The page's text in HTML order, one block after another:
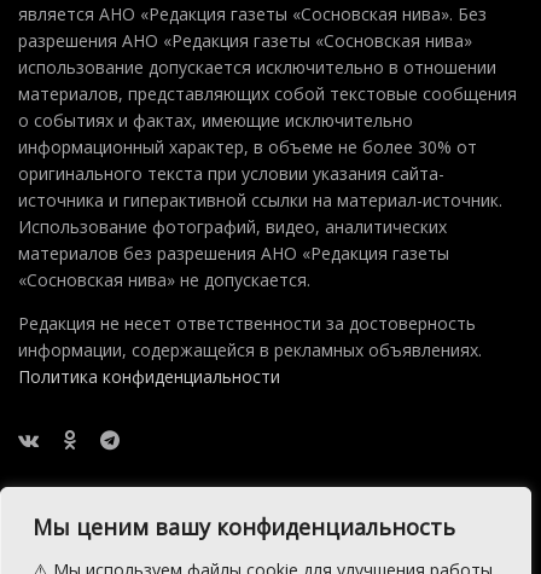
Мы ценим вашу конфиденциальность
является АНО «Редакция газеты «Сосновская нива». Без
разрешения АНО «Редакция газеты «Сосновская нива»
использование допускается исключительно в отношении
материалов, представляющих собой текстовые сообщения
о событиях и фактах, имеющие исключительно
информационный характер, в объеме не более 30% от
оригинального текста при условии указания сайта-
источника и гиперактивной ссылки на материал-источник.
Использование фотографий, видео, аналитических
материалов без разрешения АНО «Редакция газеты
«Сосновская нива» не допускается.
Редакция не несет ответственности за достоверность
информации, содержащейся в рекламных объявлениях.
Политика конфиденциальности